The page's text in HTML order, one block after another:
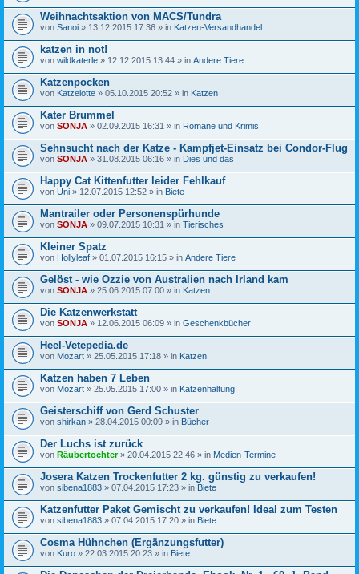
Weihnachtsaktion von MACS/Tundra
von Sanoi » 13.12.2015 17:36 » in Katzen-Versandhandel
katzen in not!
von wildkaterle » 12.12.2015 13:44 » in Andere Tiere
Katzenpocken
von Katzelotte » 05.10.2015 20:52 » in Katzen
Kater Brummel
von SONJA » 02.09.2015 16:31 » in Romane und Krimis
Sehnsucht nach der Katze - Kampfjet-Einsatz bei Condor-Flug
von SONJA » 31.08.2015 06:16 » in Dies und das
Happy Cat Kittenfutter leider Fehlkauf
von Uni » 12.07.2015 12:52 » in Biete
Mantrailer oder Personenspürhunde
von SONJA » 09.07.2015 10:31 » in Tierisches
Kleiner Spatz
von Hollyleaf » 01.07.2015 16:15 » in Andere Tiere
Gelöst - wie Ozzie von Australien nach Irland kam
von SONJA » 25.06.2015 07:00 » in Katzen
Die Katzenwerkstatt
von SONJA » 12.06.2015 06:09 » in Geschenkbücher
Heel-Vetepedia.de
von Mozart » 25.05.2015 17:18 » in Katzen
Katzen haben 7 Leben
von Mozart » 25.05.2015 17:00 » in Katzenhaltung
Geisterschiff von Gerd Schuster
von shirkan » 28.04.2015 00:09 » in Bücher
Der Luchs ist zurück
von Räubertochter» 20.04.2015 22:46 » in Medien-Termine
Josera Katzen Trockenfutter 2 kg. günstig zu verkaufen!
von sibena1883 » 07.04.2015 17:23 » in Biete
Katzenfutter Paket Gemischt zu verkaufen! Ideal zum Testen
von sibena1883 » 07.04.2015 17:20 » in Biete
Cosma Hühnchen (Ergänzungsfutter)
von Kuro » 22.03.2015 20:23 » in Biete